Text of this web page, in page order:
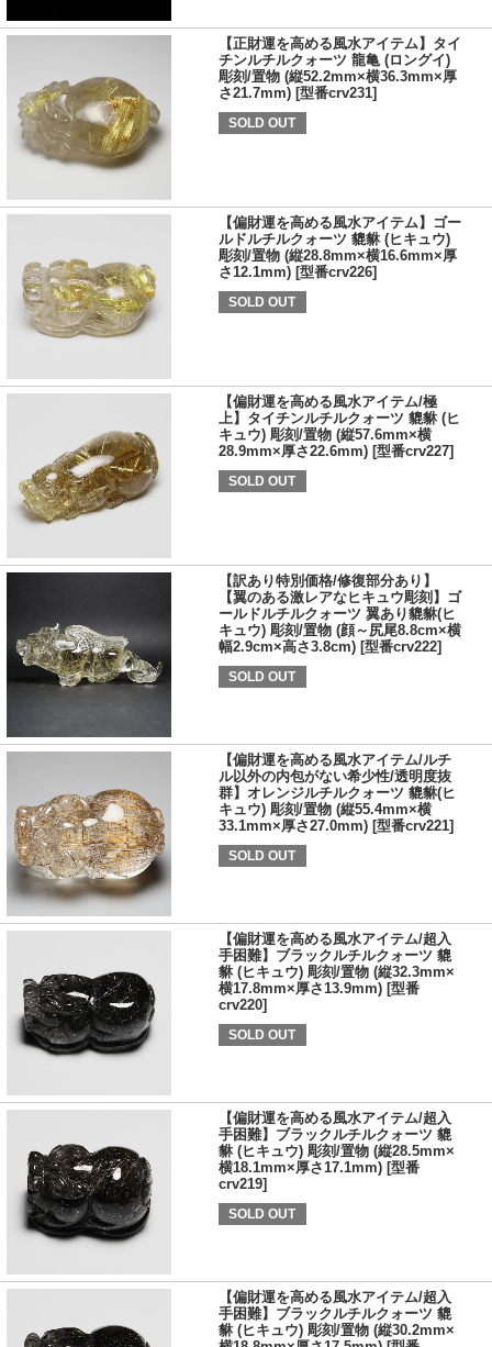
【正財運を高める風水アイテム】タイ
チンルチルクォーツ 龍亀 (ロングイ)
彫刻/置物 (縦52.2mm×横36.3mm×厚
さ21.7mm) [型番crv231]
SOLD OUT
【偏財運を高める風水アイテム】ゴー
ルドルチルクォーツ 貔貅 (ヒキュウ)
彫刻/置物 (縦28.8mm×横16.6mm×厚
さ12.1mm) [型番crv226]
SOLD OUT
【偏財運を高める風水アイテム/極
上】タイチンルチルクォーツ 貔貅 (ヒ
キュウ) 彫刻/置物 (縦57.6mm×横
28.9mm×厚さ22.6mm) [型番crv227]
SOLD OUT
【訳あり特別価格/修復部分あり】
【翼のある激レアなヒキュウ彫刻】ゴ
ールドルチルクォーツ 翼あり貔貅(ヒ
キュウ) 彫刻/置物 (顔～尻尾8.8cm×横
幅2.9cm×高さ3.8cm) [型番crv222]
SOLD OUT
【偏財運を高める風水アイテム/ルチ
ル以外の内包がない希少性/透明度抜
群】オレンジルチルクォーツ 貔貅(ヒ
キュウ) 彫刻/置物 (縦55.4mm×横
33.1mm×厚さ27.0mm) [型番crv221]
SOLD OUT
【偏財運を高める風水アイテム/超入
手困難】ブラックルチルクォーツ 貔
貅 (ヒキュウ) 彫刻/置物 (縦32.3mm×
横17.8mm×厚さ13.9mm) [型番
crv220]
SOLD OUT
【偏財運を高める風水アイテム/超入
手困難】ブラックルチルクォーツ 貔
貅 (ヒキュウ) 彫刻/置物 (縦28.5mm×
横18.1mm×厚さ17.1mm) [型番
crv219]
SOLD OUT
【偏財運を高める風水アイテム/超入
手困難】ブラックルチルクォーツ 貔
貅 (ヒキュウ) 彫刻/置物 (縦30.2mm×